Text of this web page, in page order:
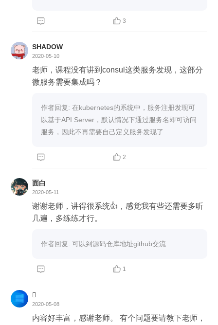
  3
SHADOW
2020-05-10
老师，课程没有讲到consul这类服务发现，这部分
微服务需要集成吗？
作者回复: 在kubernetes的系统中，服务注册发现可
以基于API Server，默认情况下通过服务名即可访问
服务，因此不再需要自己定义服务发现了
  2
面白
2020-05-11
谢谢老师，讲得很系统👍，感觉我有些还需要多听
几遍，多练练才行。
作者回复: 可以到源码仓库地址github交流
  1

2020-05-08
内容好丰富，感谢老师。 有个问题要请教下老师，